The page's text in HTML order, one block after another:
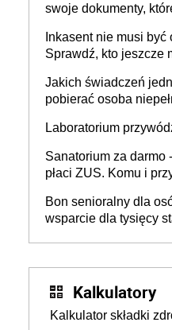
swoje dokumenty,
Inkasent nie musi być
Sprawdź, kto jeszcze
Jakich świadczeń
pobierać osoba
Laboratorium
Sanatorium za darmo
płaci ZUS. Komu i
zabiegów w 2026 r.
skierowanie?
Bon senioralny dla
wsparcie dla tysięcy
Kalkulatory
Kalkulator składki